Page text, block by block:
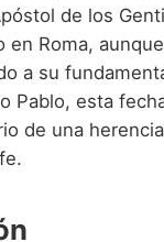
de los
Roma,
a su
Pablo, esta
de una